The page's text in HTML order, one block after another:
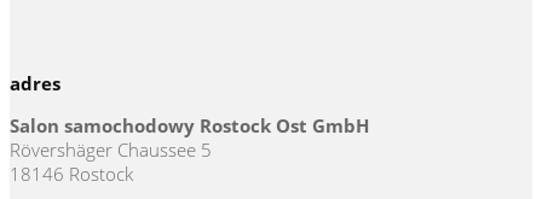
adres
Salon samochodowy Rostock Ost GmbH
Rövershäger Chaussee 5
18146 Rostock